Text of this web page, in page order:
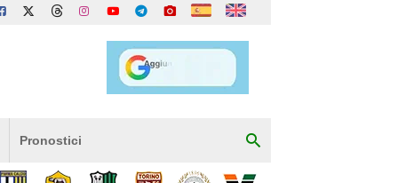
Pronostici